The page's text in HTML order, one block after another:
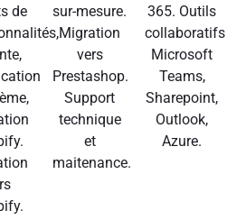
de
sur-mesure.
Migration
vers
Prestashop.
Support
technique
et
maitenance.
365. Outils
collaboratifs
Microsoft
Teams,
Sharepoint,
Outlook,
Azure.